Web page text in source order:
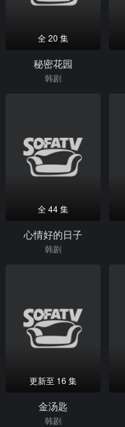
全 20 集
秘密花园
韩剧
全 44 集
心情好的日子
韩剧
更新至 16 集
金汤匙
韩剧